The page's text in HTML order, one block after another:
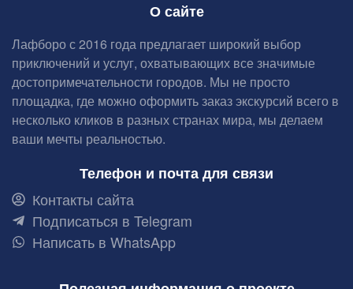
О сайте
Лафборо с 2016 года предлагает широкий выбор
приключений и услуг, охватывающих все значимые
достопримечательности городов. Мы не просто
площадка, где можно оформить заказ экскурсий всего в
несколько кликов в разных странах мира, мы делаем
ваши мечты реальностью.
Телефон и почта для связи
Контакты сайта
Подписаться в Telegram
Написать в WhatsApp